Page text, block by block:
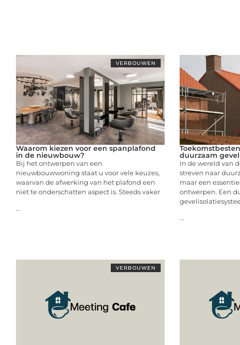
VERBOUWEN
Waarom kiezen voor een spanplafond
in de nieuwbouw?
Bij het ontwerpen van een
nieuwbouwwoning staat u voor vele keuzes,
waarvan de afwerking van het plafond een
niet te onderschatten aspect is. Steeds vaker
...
duurzaam
In de wereld van
streven naar
maar een
ontwerpen. Een
...
VERBOUWEN